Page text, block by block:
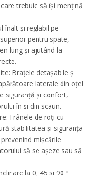
trebuie să își mențină
înalt și reglabil pe
pentru spate,
lung și ajutând la
Brațele detașabile și
laterale din oțel
siguranță și confort,
în și din scaun.
Frânele de roți cu
stabilitatea și siguranța
mișcările
să se așeze sau să
la 0, 45 si 90 º